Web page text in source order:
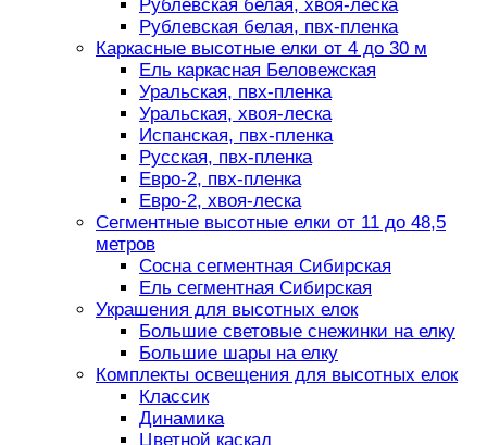
Рублевская белая, хвоя-леска
Рублевская белая, пвх-пленка
Каркасные высотные елки от 4 до 30 м
Ель каркасная Беловежская
Уральская, пвх-пленка
Уральская, хвоя-леска
Испанская, пвх-пленка
Русская, пвх-пленка
Евро-2, пвх-пленка
Евро-2, хвоя-леска
Сегментные высотные елки от 11 до 48,5
метров
Сосна сегментная Сибирская
Ель сегментная Сибирская
Украшения для высотных елок
Большие световые снежинки на елку
Большие шары на елку
Комплекты освещения для высотных елок
Классик
Динамика
Цветной каскад